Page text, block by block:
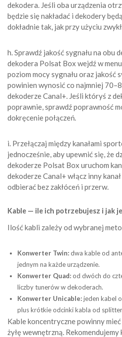
dekodera. Jeśli oba urządzenia
będzie się nakładać i dekodery
dokładnie tak, jak przy użyciu
h. Sprawdź jakość sygnału na obu
dekodera Polsat Box wejdź w
poziom mocy sygnału oraz jakość
powinien wynosić co najmniej
dekoderze Canal+. Jeśli któryś z
poprawnie, sprawdź poprawność
dokręcenie połączeń.
i. Przełączaj między kanałami
jednocześnie, aby upewnić się, że
dekoderze Polsat Box uruchom
dekoderze Canal+ włącz inny
odbierać bez zakłóceń i przerw.
Kable — ile ich potrzebujesz i jak
Ilość kabli zależy od wybranej
Konwerter Twin:dwa kable od
jednym na każde urządzenie.
Konwerter Quad: od dwóch do
liczby tunerów w dekoderach.
Konwerter Unicable:jeden kabel
plus krótkie odcinki kabla od
Kable koncentryczne powinny
żyłę wewnętrzną.